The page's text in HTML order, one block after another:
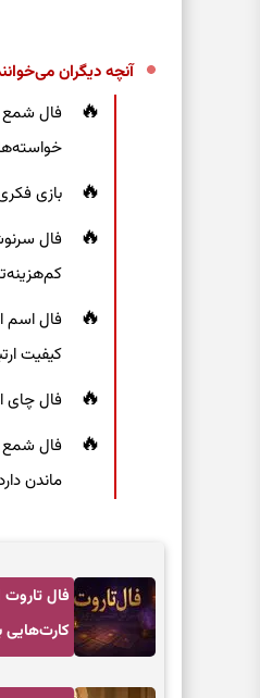
آنچه دیگران
بازی فکری |
کیفیت
فال چای امروز چهارشنبه ۱۴ مرداد
ماندن
کارت‌هایی